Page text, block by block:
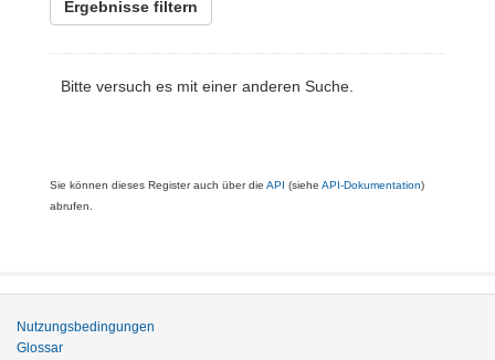
Ergebnisse filtern
Bitte versuch es mit einer anderen Suche.
Sie können dieses Register auch über die API (siehe API-Dokumentation)
abrufen.
Nutzungsbedingungen
Glossar